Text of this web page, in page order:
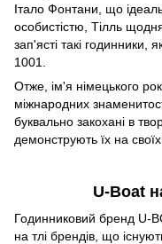
Італо Фонтани, що
особистістю, Тілль
зап'ясті такі годинники,
1001.
Отже, ім'я німецького
міжнародних
буквально закохані в
демонструють їх на
U-Boat
Годинниковий бренд U-
на тлі брендів, що